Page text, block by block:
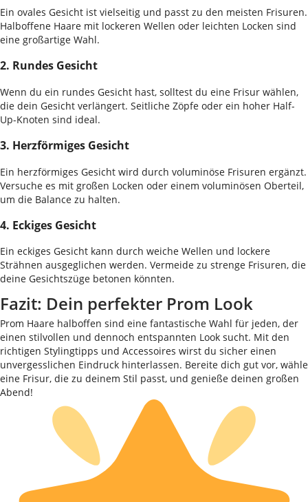
Ein ovales Gesicht ist vielseitig und passt zu den meisten Frisuren.
Halboffene Haare mit lockeren Wellen oder leichten Locken sind
eine großartige Wahl.
2. Rundes Gesicht
Wenn du ein rundes Gesicht hast, solltest du eine Frisur wählen,
die dein Gesicht verlängert. Seitliche Zöpfe oder ein hoher Half-
Up-Knoten sind ideal.
3. Herzförmiges Gesicht
Ein herzförmiges Gesicht wird durch voluminöse Frisuren ergänzt.
Versuche es mit großen Locken oder einem voluminösen Oberteil,
um die Balance zu halten.
4. Eckiges Gesicht
Ein eckiges Gesicht kann durch weiche Wellen und lockere
Strähnen ausgeglichen werden. Vermeide zu strenge Frisuren, die
deine Gesichtszüge betonen könnten.
Fazit: Dein perfekter Prom Look
Prom Haare halboffen sind eine fantastische Wahl für jeden, der
einen stilvollen und dennoch entspannten Look sucht. Mit den
richtigen Stylingtipps und Accessoires wirst du sicher einen
unvergesslichen Eindruck hinterlassen. Bereite dich gut vor, wähle
eine Frisur, die zu deinem Stil passt, und genieße deinen großen
Abend!